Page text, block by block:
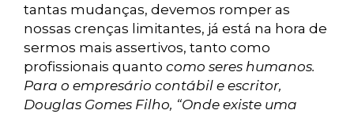
tantas mudanças, devemos romper as
nossas crenças limitantes, já está na hora de
sermos mais assertivos, tanto como
profissionais quanto como seres humanos.
Para o empresário contábil e escritor,
Douglas Gomes Filho, “Onde existe uma